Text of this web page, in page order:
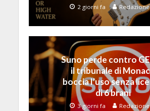
2 giorni fa Redazione
Suno perde contro
il tribunale di
boccia l’uso senza
di 6 brani
3 giorni fa Redazione